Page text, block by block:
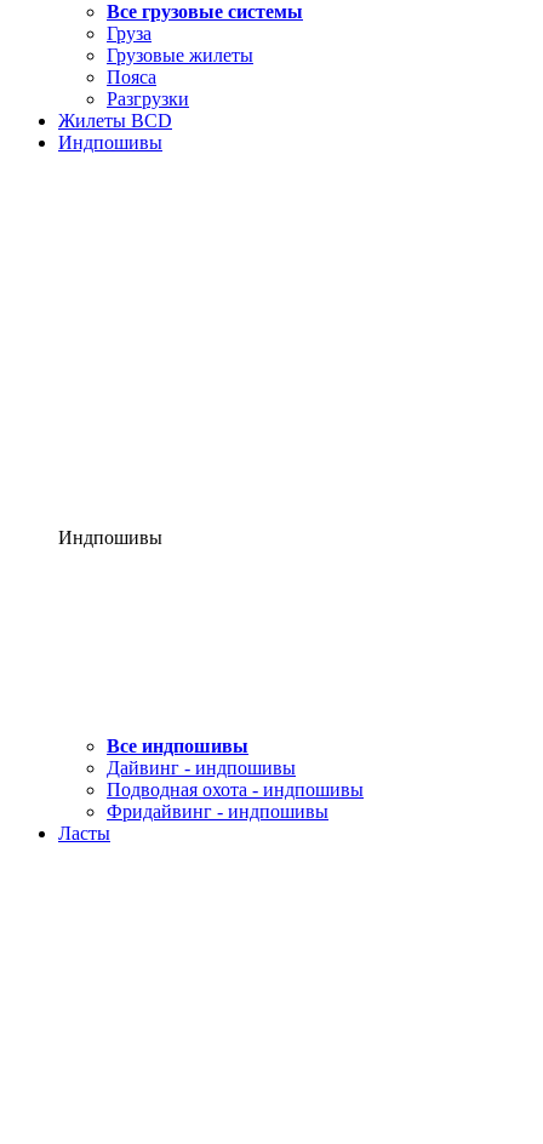
Все грузовые системы
Груза
Грузовые жилеты
Пояса
Разгрузки
Жилеты BCD
Индпошивы
Индпошивы
Все индпошивы
Дайвинг - индпошивы
Подводная охота - индпошивы
Фридайвинг - индпошивы
Ласты